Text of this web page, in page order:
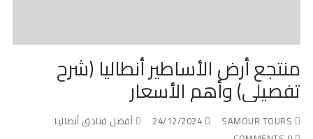
منتجع أرض الأساطير أنطاليا (شرح
تفصيلي) وأهم الأسعار
24/12/2024
أفضل فنادق أنطاليا